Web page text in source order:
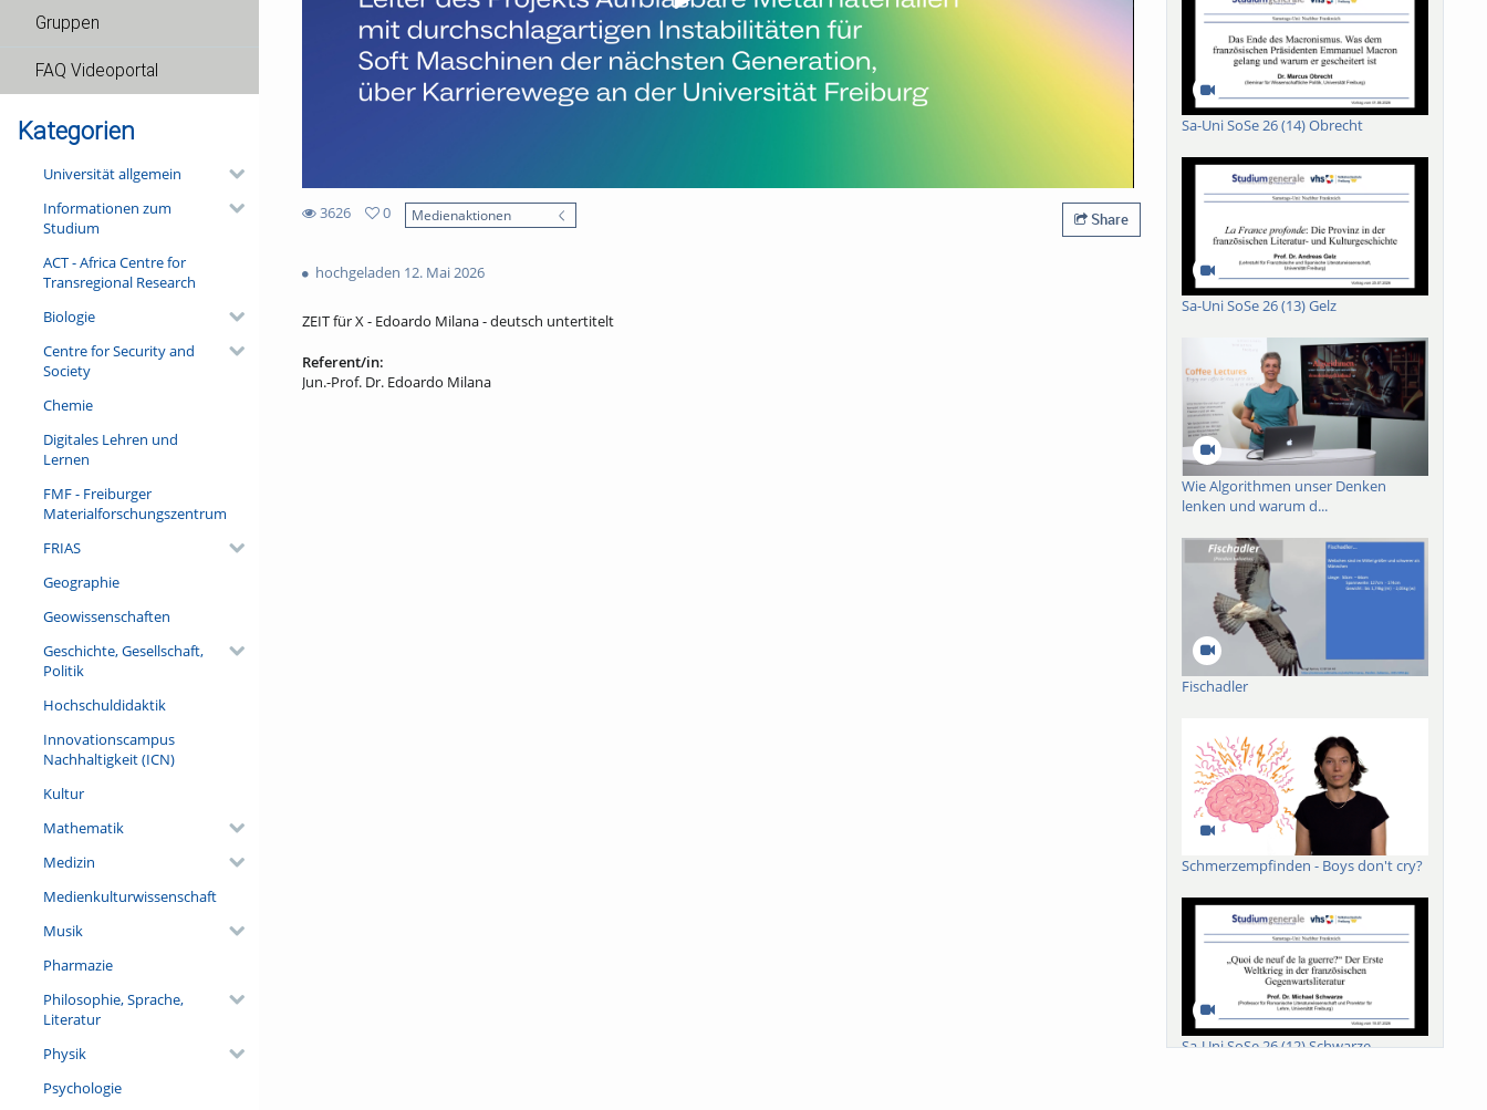
Gruppen
FAQ Videoportal
Kategorien
Universität allgemein
Informationen zum
Studium
ACT - Africa Centre for
Transregional Research
Biologie
Centre for Security and
Society
Chemie
Digitales Lehren und
Lernen
FMF - Freiburger
Materialforschungszentrum
FRIAS
Geographie
Geowissenschaften
Geschichte, Gesellschaft,
Politik
Hochschuldidaktik
Innovationscampus
Nachhaltigkeit (ICN)
Kultur
Mathematik
Medizin
Medienkulturwissenschaft
Musik
Pharmazie
Philosophie, Sprache,
Literatur
Physik
Psychologie
3626
views
0
Medienaktionen Share
hochgeladen 12. Mai 2026
ZEIT für X - Edoardo Milana - deutsch untertitelt
Referent/in:
Jun.-Prof. Dr. Edoardo Milana
Sa-Uni SoSe 26 (14) Obrecht
Sa-Uni SoSe 26 (13) Gelz
Wie Algorithmen unser Denken
lenken und warum d...
Fischadler
Schmerzempfinden - Boys don't cry?
Sa-Uni SoSe 26 (12) Schwarze